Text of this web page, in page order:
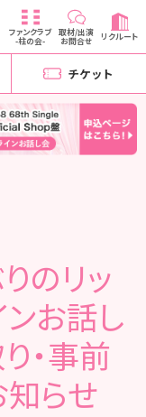
ファンクラブ
-柱の会-
取材/出演
お問合せ リクルート
チケット
のリッ
ンお話し
・事前
らせ